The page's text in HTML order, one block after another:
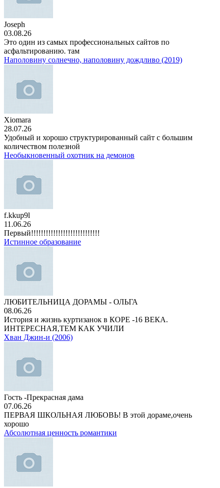
Joseph
03.08.26
Это один из самых профессиональных сайтов по
асфальтированию. там
Наполовину солнечно, наполовину дождливо (2019)
Xiomara
28.07.26
Удобный и хорошо структурированный сайт с большим
количеством полезной
Необыкновенный охотник на демонов
f.kkup9l
11.06.26
Первый!!!!!!!!!!!!!!!!!!!!!!!!!!!!
Истинное образование
ЛЮБИТЕЛЬНИЦА ДОРАМЫ - ОЛЬГА
08.06.26
История и жизнь куртизанок в КОРЕ -16 ВЕКА.
ИНТЕРЕСНАЯ,ТЕМ КАК УЧИЛИ
Хван Джин-и (2006)
Гость -Прекрасная дама
07.06.26
ПЕРВАЯ ШКОЛЬНАЯ ЛЮБОВЬ! В этой дораме,очень
хорошо
Абсолютная ценность романтики